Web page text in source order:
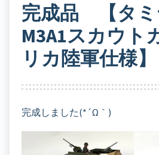
完成品 【タミ
M3A1スカウト
リカ陸軍仕様】
完成しました(*´ω｀)